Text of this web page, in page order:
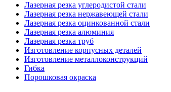
Лазерная резка углеродистой стали
Лазерная резка нержавеющей стали
Лазерная резка оцинкованной стали
Лазерная резка алюминия
Лазерная резка труб
Изготовление корпусных деталей
Изготовление металлоконструкций
Гибка
Порошковая окраска